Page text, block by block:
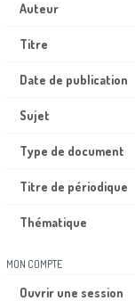
Auteur
Titre
Date de publication
Sujet
Type de document
Titre de périodique
Thématique
MON COMPTE
Ouvrir une session